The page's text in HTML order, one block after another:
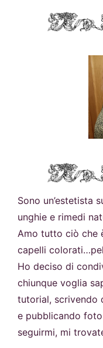
Sono un’estetista
unghie e rimedi
Amo tutto ciò che
capelli
Ho deciso di
chiunque voglia
tutorial, scrivendo
e pubblicando
seguirmi, mi